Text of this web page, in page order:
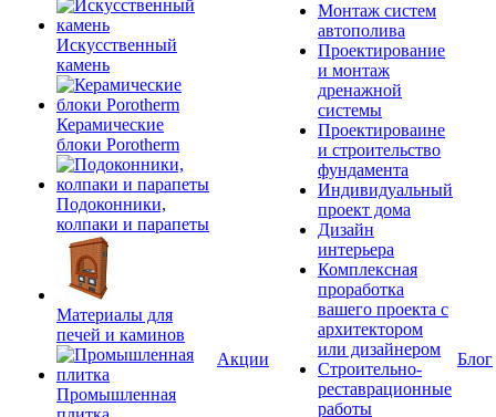
Искусственный
камень
Керамические
блоки Porotherm
Подоконники,
колпаки и парапеты
Материалы для
печей и каминов
Промышленная
Акции
Монтаж систем
автополива
Проектирование
и монтаж
дренажной
системы
Проектироваине
и строительство
фундамента
Индивидуальный
проект дома
Дизайн
интерьера
Комплексная
проработка
вашего проекта с
архитектором
или дизайнером
Строительно-
реставрационные
работы
Блог